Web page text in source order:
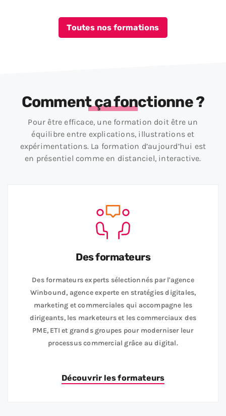
Toutes nos formations
Comment ça fonctionne ?
Pour être efficace, une formation doit être un
équilibre entre explications, illustrations et
expérimentations. La formation d’aujourd’hui est
en présentiel comme en distanciel, interactive.
Des formateurs
Des formateurs experts sélectionnés par l'agence
Winbound, agence experte en stratégies digitales,
marketing et commerciales qui accompagne les
dirigeants, les marketeurs et les commerciaux des
PME, ETI et grands groupes pour moderniser leur
processus commercial grâce au digital.
Découvrir les formateurs